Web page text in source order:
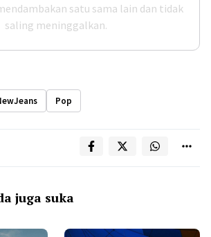
satu sama lain dan tidak
saling meninggalkan.
Pop
juga suka